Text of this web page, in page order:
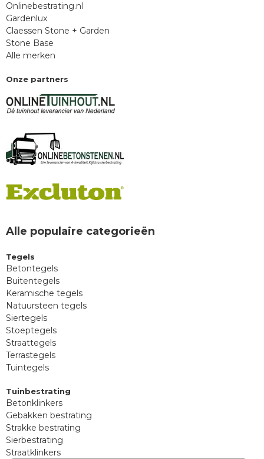
Onlinebestrating.nl
Gardenlux
Claessen Stone + Garden
Stone Base
Alle merken
Onze partners
Alle populaire categorieën
Tegels
Betontegels
Buitentegels
Keramische tegels
Natuursteen tegels
Siertegels
Stoeptegels
Straattegels
Terrastegels
Tuintegels
Tuinbestrating
Betonklinkers
Gebakken bestrating
Strakke bestrating
Sierbestrating
Straatklinkers